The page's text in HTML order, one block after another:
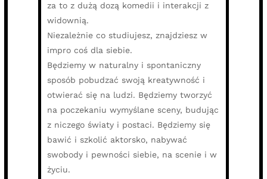
za to z dużą dozą komedii i interakcji z
widownią.
Niezależnie co studiujesz, znajdziesz w
impro coś dla siebie.
Będziemy w naturalny i spontaniczny
sposób pobudzać swoją kreatywność i
otwierać się na ludzi. Będziemy tworzyć
na poczekaniu wymyślane sceny, budując
z niczego światy i postaci. Będziemy się
bawić i szkolić aktorsko, nabywać
swobody i pewności siebie, na scenie i w
życiu.